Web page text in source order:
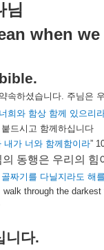
님
when
약속하셨습니다. 주님은
너희와 함상 함께 있으리
붙드시고 함께하십니다
내가 너와 함께함이라”
동행은 우리의 힘
골짜기를 다닐지라도 해를
walk through the
니다.